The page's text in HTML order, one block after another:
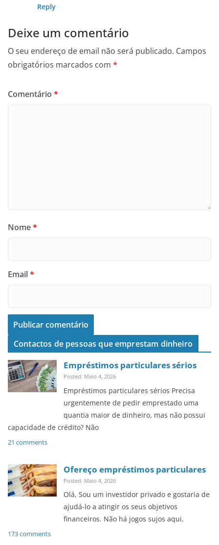
Reply
Deixe um comentário
O seu endereço de email não será publicado. Campos
obrigatórios marcados com *
Comentário *
Nome*
Email*
Contactos de pessoas que emprestam dinheiro
Empréstimos particulares sérios
Posted: Maio 4, 2026
Empréstimos particulares sérios Precisa
urgentemente de pedir emprestado uma
quantia maior de dinheiro, mas não possui
capacidade de crédito? Não
21 comments
Ofereço empréstimos particulares
Posted: Maio 4, 2026
Olá, Sou um investidor privado e gostaria de
ajudá-lo a atingir os seus objetivos
financeiros. Não há jogos sujos aqui,
173 comments